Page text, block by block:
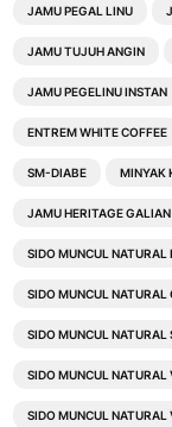
JAMU PEGAL LINU
JAMU TUJUH ANGIN
JAMU PEGELINU INSTAN
ENTREM WHITE COFFEE
SM-DIABE MINYAK
JAMU HERITAGE
SIDO MUNCUL NATURAL
SIDO MUNCUL NATURAL
SIDO MUNCUL NATURAL
SIDO MUNCUL
SIDO MUNCUL